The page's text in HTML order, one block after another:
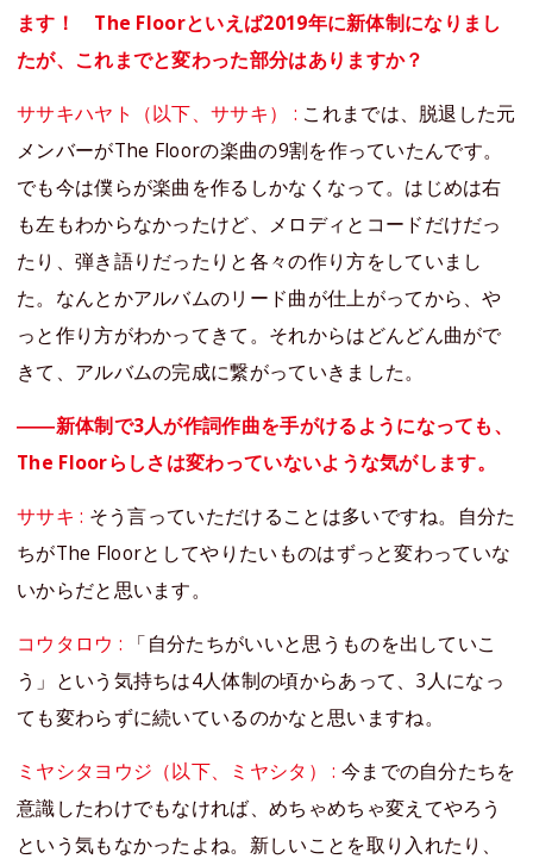
ます！ The Floorといえば2019年に新体制になりまし
たが、これまでと変わった部分はありますか？
ササキハヤト（以下、ササキ） : これまでは、脱退した元
メンバーがThe Floorの楽曲の9割を作っていたんです。
でも今は僕らが楽曲を作るしかなくなって。はじめは右
も左もわからなかったけど、メロディとコードだけだっ
たり、弾き語りだったりと各々の作り方をしていまし
た。なんとかアルバムのリード曲が仕上がってから、や
っと作り方がわかってきて。それからはどんどん曲がで
きて、アルバムの完成に繋がっていきました。
――新体制で3人が作詞作曲を手がけるようになっても、
The Floorらしさは変わっていないような気がします。
ササキ : そう言っていただけることは多いですね。自分た
ちがThe Floorとしてやりたいものはずっと変わっていな
いからだと思います。
コウタロウ :
「自分たちがいいと思うものを出していこ
う」という気持ちは4人体制の頃からあって、3人になっ
ても変わらずに続いているのかなと思いますね。
ミヤシタヨウジ（以下、ミヤシタ） : 今までの自分たちを
意識したわけでもなければ、めちゃめちゃ変えてやろう
という気もなかったよね。新しいことを取り入れたり、